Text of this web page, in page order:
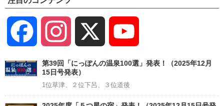
Facebook Instagram
Channel
第39回「にっぽんの温泉100選」発表！（2025年12月
15日号発表）
1位草津、２位下呂、３位道後